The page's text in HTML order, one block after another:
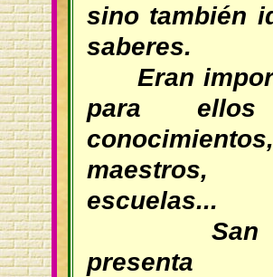
sino también
saberes.
Eran
para
escuelas...
San